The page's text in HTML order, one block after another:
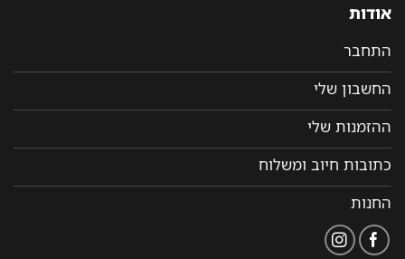
אודות
התחבר
החשבון שלי
ההזמנות שלי
כתובות חיוב ומשלוח
החנות